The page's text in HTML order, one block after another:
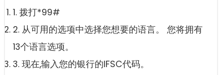
1. 拨打*99#
2. 从可用的选项中选择您想要的语言。 您将拥有
13个语言选项。
3. 现在,输入您的银行的IFSC代码。